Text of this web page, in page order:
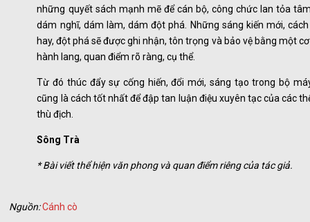
những quyết sách mạnh mẽ để cán bộ, công chức lan tỏa
dám nghĩ, dám làm, dám đột phá. Những sáng kiến mới,
hay, đột phá sẽ được ghi nhận, tôn trọng và bảo vệ bằng một cơ
hành lang, quan điểm rõ ràng, cụ thể.
Từ đó thúc đẩy sự cống hiến, đổi mới, sáng tạo trong bộ
cũng là cách tốt nhất để đập tan luận điệu xuyên tạc của các
thù địch.
Sông Trà
* Bài viết thể hiện văn phong và quan điểm riêng của tác giả.
Nguồn:Cánh cò